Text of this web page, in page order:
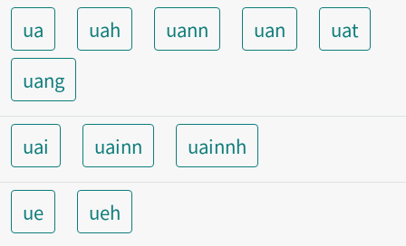
ua uah uann uan
uat
uang
uai uainn uainnh
ue ueh